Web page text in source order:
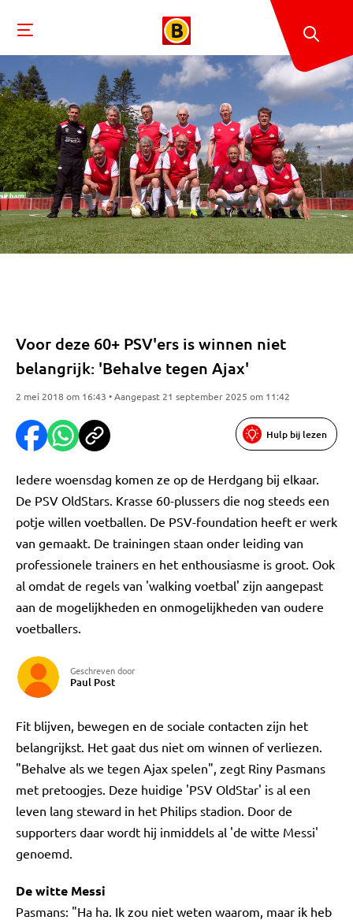
Voor deze 60+ PSV'ers is winnen niet
belangrijk: 'Behalve tegen Ajax'
2 mei 2018 om 16:43 • Aangepast 21 september 2025 om 11:42
Hulp bij lezen
Iedere woensdag komen ze op de Herdgang bij elkaar.
De PSV OldStars. Krasse 60-plussers die nog steeds een
potje willen voetballen. De PSV-foundation heeft er werk
van gemaakt. De trainingen staan onder leiding van
professionele trainers en het enthousiasme is groot. Ook
al omdat de regels van 'walking voetbal' zijn aangepast
aan de mogelijkheden en onmogelijkheden van oudere
voetballers.
Geschreven door
Paul Post
Fit blijven, bewegen en de sociale contacten zijn het
belangrijkst. Het gaat dus niet om winnen of verliezen.
"Behalve als we tegen Ajax spelen", zegt Riny Pasmans
met pretoogjes. Deze huidige 'PSV OldStar' is al een
leven lang steward in het Philips stadion. Door de
supporters daar wordt hij inmiddels al 'de witte Messi'
genoemd.
De witte Messi
Pasmans: "Ha ha. Ik zou niet weten waarom, maar ik heb